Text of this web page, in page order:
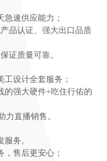
急速供应能力；
品认证、强大出口品质
证质量可靠。
设计全套服务；
的强大硬件+吃住行佑的
力直播销售。
务。
售后更安心；